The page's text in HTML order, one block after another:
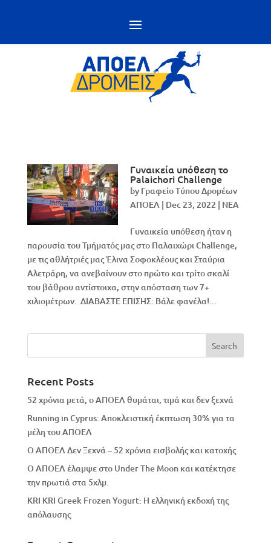
Γυναικεία υπόθεση το
Palaichori Challenge
by Γραφείο Τύπου Δρομέων
ΑΠΟΕΛ | Dec 23, 2022 | NEA
Γυναικεία υπόθεση ήταν η
παρουσία του Τμήματός μας στο Παλαιχώρι Challenge,
με τις αθλήτριές μας Έλινα Σοφοκλέους και Σταύρια
Αλετράρη, να ανεβαίνουν στο πρώτο και τρίτο σκαλί
του βάθρου αντίστοιχα, στην απόσταση των 7+
χιλιομέτρων. ΔΙΑΒΑΣΤΕ ΕΠΙΣΗΣ: Βάλε φανέλα!...
Recent Posts
52 χρόνια μετά, ο ΑΠΟΕΛ θυμάται, τιμά και δεν ξεχνά
Running in Cyprus: Αποκλειστική έκπτωση 30% για τα
μέλη του ΑΠΟΕΛ
Ο ΑΠΟΕΛ Δεν Ξεχνά – 52 χρόνια εισβολής και κατοχής
Ο ΑΠΟΕΛ έλαμψε στο Under The Moon και κατέκτησε
την πρωτιά στα 5χλμ.
KRI KRI Greek Frozen Yogurt: Η ελληνική εκδοχή της
απόλαυσης